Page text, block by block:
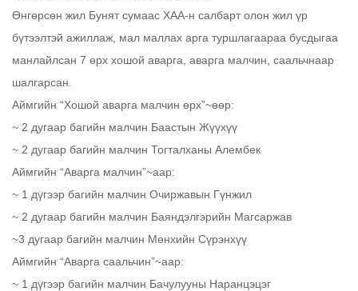
Өнгөрсөн жил Бунят сумаас ХАА-н салбарт олон жил үр
бүтээлтэй ажиллаж, мал маллах арга туршлагаараа бусдыгаа
манлайлсан 7 өрх хошой аварга, аварга малчин, саальчнаар
шалгарсан.
Аймгийн “Хошой аварга малчин өрх”~өөр:
~ 2 дугаар багийн малчин Баастын Жүүхүү
~ 2 дугаар багийн малчин Тогталханы Алембек
Аймгийн “Аварга малчин”~аар:
~ 1 дүгээр багийн малчин Очиржавын Гүнжил
~ 2 дугаар багийн малчин Баяндэлгэрийн Магсаржав
~3 дугаар багийн малчин Мөнхийн Сүрэнхүү
Аймгийн “Аварга саальчин”~аар:
~ 1 дүгээр багийн малчин Бачулууны Наранцэцэг